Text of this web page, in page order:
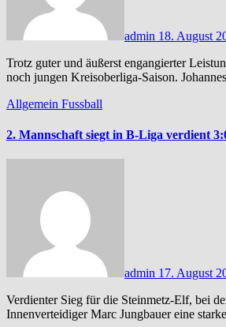
admin 18. August
Trotz guter und äußerst engangierter Leistung verlor die Mannschaft von Trainer Andreas Schulz auch das dritte Auswärtsspiel der
noch jungen Kreisoberliga-Saison.
Allgemein Fussball
2. Mannschaft siegt in B-Liga verdient
admin 17. August
Verdienter Sieg für die Steinmetz-Elf, bei der vor allem der unermüdlich rackernde Isi Tuerkmen sowie Kapitän Benni Dussa und
Innenverteidiger Marc Jungbauer eine